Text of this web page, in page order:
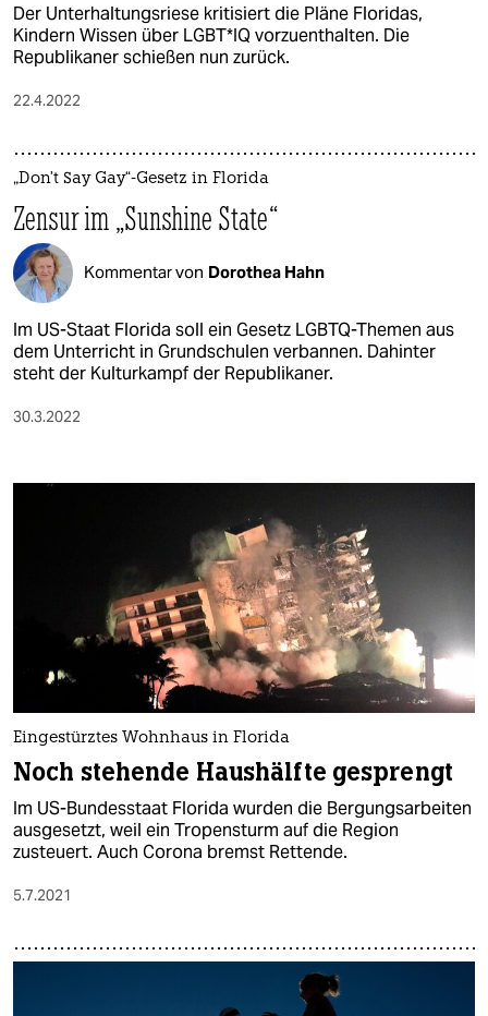
Der Unterhaltungsriese kritisiert die Pläne Floridas,
Kindern Wissen über LGBT*IQ vorzuenthalten. Die
Republikaner schießen nun zurück.
22.4.2022
„Don’t Say Gay“-Gesetz in Florida
Zensur im „Sunshine State“
Kommentar von Dorothea Hahn
Im US-Staat Florida soll ein Gesetz LGBTQ-Themen aus
dem Unterricht in Grundschulen verbannen. Dahinter
steht der Kulturkampf der Republikaner.
30.3.2022
Eingestürztes Wohnhaus in Florida
Noch stehende Haushälfte gesprengt
Im US-Bundesstaat Florida wurden die Bergungsarbeiten
ausgesetzt, weil ein Tropensturm auf die Region
zusteuert. Auch Corona bremst Rettende.
5.7.2021